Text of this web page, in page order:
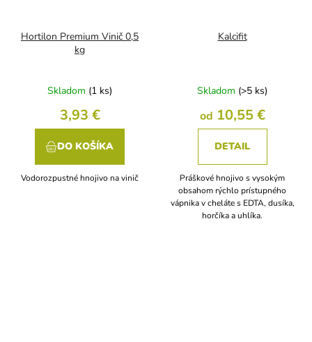
Hortilon Premium Vinič 0,5
kg
Skladom (1 ks)
3,93 €
DO KOŠÍKA
Vodorozpustné hnojivo na vinič
Kalcifit
Skladom (>5 ks)
od 10,55 €
DETAIL
Práškové hnojivo s vysokým
obsahom rýchlo prístupného
vápnika v cheláte s EDTA, dusíka,
horčíka a uhlíka.